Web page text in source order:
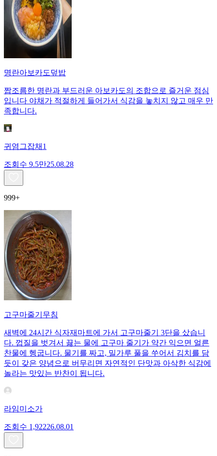
명란아보카도덮밥
짭조름한 명란과 부드러운 아보카도의 조합으로 즐거운 점심
입니다 야채가 적절하게 들어가서 식감을 놓치지 않고 매우 만
족합니다.
귀염그잡채1
조회수 9.5만25.08.28
999+
고구마줄기무침
새벽에 24시간 식자재마트에 가서 고구마줄기 3단을 샀습니
다. 껍질을 벗겨서 끓는 물에 고구마 줄기가 약간 익으면 얼른
찬물에 헹굽니다. 물기를 짜고, 밀가루 풀을 쑤어서 김치를 담
듯이 갖은 양념으로 버무리면 자연적인 단맛과 아삭한 식감에
놀라는 맛있는 반찬이 됩니다.
라임미소가
조회수 1,92226.08.01